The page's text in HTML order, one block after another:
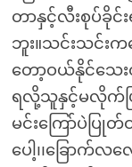
တာနှင့်လီးစုပ်ခိုင်
ဘူး။သင်းသင်း
တော့ဝယ်နိုင်သေး
ရလို့သူနှင့်မလိုက်ဖ
မင်းကြော်ပဲပြုတ်
ပေါ့၊၊ခြောက်